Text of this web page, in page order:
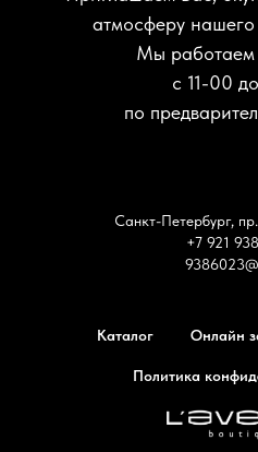
атмосферу
Мы работаем
с 11-00
по
Санкт-Петербург,
+7 921
Каталог Онлайн
Политика